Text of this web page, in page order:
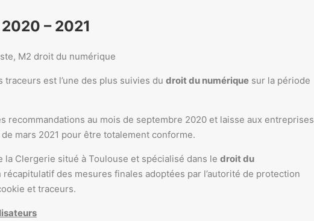
2020 – 2021
M2 droit du numérique
traceurs est l’une des plus suivies du droit du numérique sur la période
recommandations au mois de septembre 2020 et laisse aux entreprises
mars 2021 pour être totalement conforme.
la Clergerie situé à Toulouse et spécialisé dans le droit du
des mesures finales adoptées par l’autorité de protection
et traceurs.